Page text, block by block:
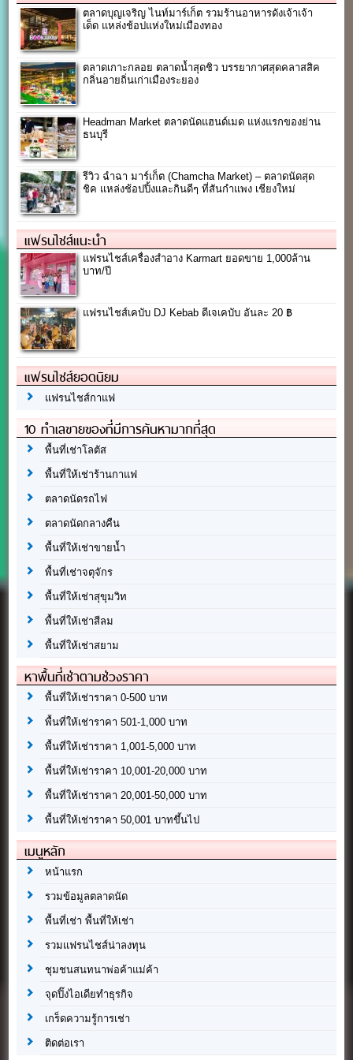
ตลาดบุญเจริญ ไนท์มาร์เก็ต รวมร้านอาหารดังเจ้าเจ้า
เด็ด แหล่งช้อปแห่งใหม่เมืองทอง
ตลาดเกาะกลอย ตลาดน้ำสุดชิว บรรยากาศสุดคลาสสิค
กลิ่นอายถิ่นเก่าเมืองระยอง
Headman Market ตลาดนัดแฮนด์เมด แห่งแรกของย่าน
ธนบุรี
รีวิว ฉำฉา มาร์เก็ต (Chamcha Market) – ตลาดนัดสุด
ชิค แหล่งช้อปปิ้งและกินดีๆ ที่สันกำแพง เชียงใหม่
แฟรนไชส์แนะนำ
แฟรนไชส์เครื่องสำอาง Karmart ยอดขาย 1,000ล้าน
บาท/ปี
แฟรนไชส์เคบับ DJ Kebab ดีเจเคบับ อันละ 20 ฿
แฟรนไชส์ยอดนิยม
แฟรนไชส์กาแฟ
10 ทำเลขายของที่มีการค้นหามากที่สุด
พื้นที่เช่าโลตัส
พื้นที่ให้เช่าร้านกาแฟ
ตลาดนัดรถไฟ
ตลาดนัดกลางคืน
พื้นที่ให้เช่าขายน้ำ
พื้นที่เช่าจตุจักร
พื้นที่ให้เช่าสุขุมวิท
พื้นที่ให้เช่าสีลม
พื้นที่ให้เช่าสยาม
หาพื้นที่เช่าตามช่วงราคา
พื้นที่ให้เช่าราคา 0-500 บาท
พื้นที่ให้เช่าราคา 501-1,000 บาท
พื้นที่ให้เช่าราคา 1,001-5,000 บาท
พื้นที่ให้เช่าราคา 10,001-20,000 บาท
พื้นที่ให้เช่าราคา 20,001-50,000 บาท
พื้นที่ให้เช่าราคา 50,001 บาทขึ้นไป
เมนูหลัก
หน้าแรก
รวมข้อมูลตลาดนัด
พื้นที่เช่า พื้นที่ให้เช่า
รวมแฟรนไชส์น่าลงทุน
ชุมชนสนทนาพ่อค้าแม่ค้า
จุดปิ๊งไอเดียทำธุรกิจ
เกร็ดความรู้การเช่า
ติดต่อเรา